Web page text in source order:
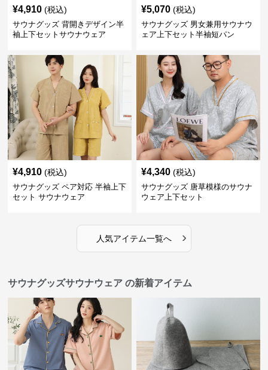
¥4,910 (税込)
サウナグッズ 背開きデザイン半
袖上下セットサウナウェア
¥5,070 (税込)
サウナグッズ 男女兼用サウナウ
ェア上下セット半袖短パン
¥4,910 (税込)
サウナグッズ ペア対応 半袖上下
セット サウナウェア
¥4,340 (税込)
サウナグッズ 唐草模様のサウナ
ウェア上下セット
人気アイテム一覧へ ›
サウナグッズサウナウェア の新着アイテム